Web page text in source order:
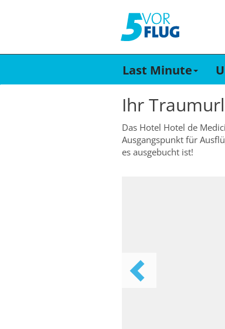
Last Minute
Ihr
Das Hotel Hotel de
Ausgangspunkt für
es ausgebucht ist!